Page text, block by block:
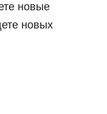
новые
новых